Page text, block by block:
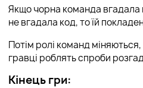
Якщо чорна команда
не вгадала код, то їй
Потім ролі команд
гравці роблять спроби
Кінець гри: